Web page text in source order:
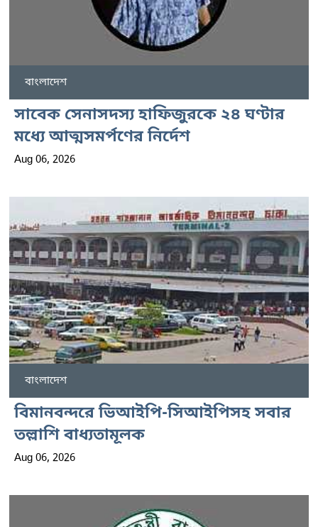
বাংলাদেশ
সাবেক সেনাসদস্য হাফিজুরকে ২৪ ঘণ্টার
মধ্যে আত্মসমর্পণের নির্দেশ
Aug 06, 2026
বাংলাদেশ
বিমানবন্দরে ভিআইপি-সিআইপিসহ সবার
তল্লাশি বাধ্যতামূলক
Aug 06, 2026